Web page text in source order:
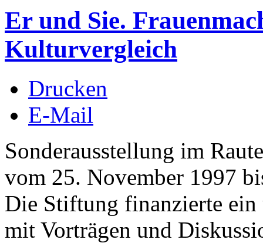
Er und Sie.
Kulturvergleich
Drucken
E-Mail
Sonderausstellung im
vom 25. November 1997
Die Stiftung finanzierte ein
mit Vorträgen und